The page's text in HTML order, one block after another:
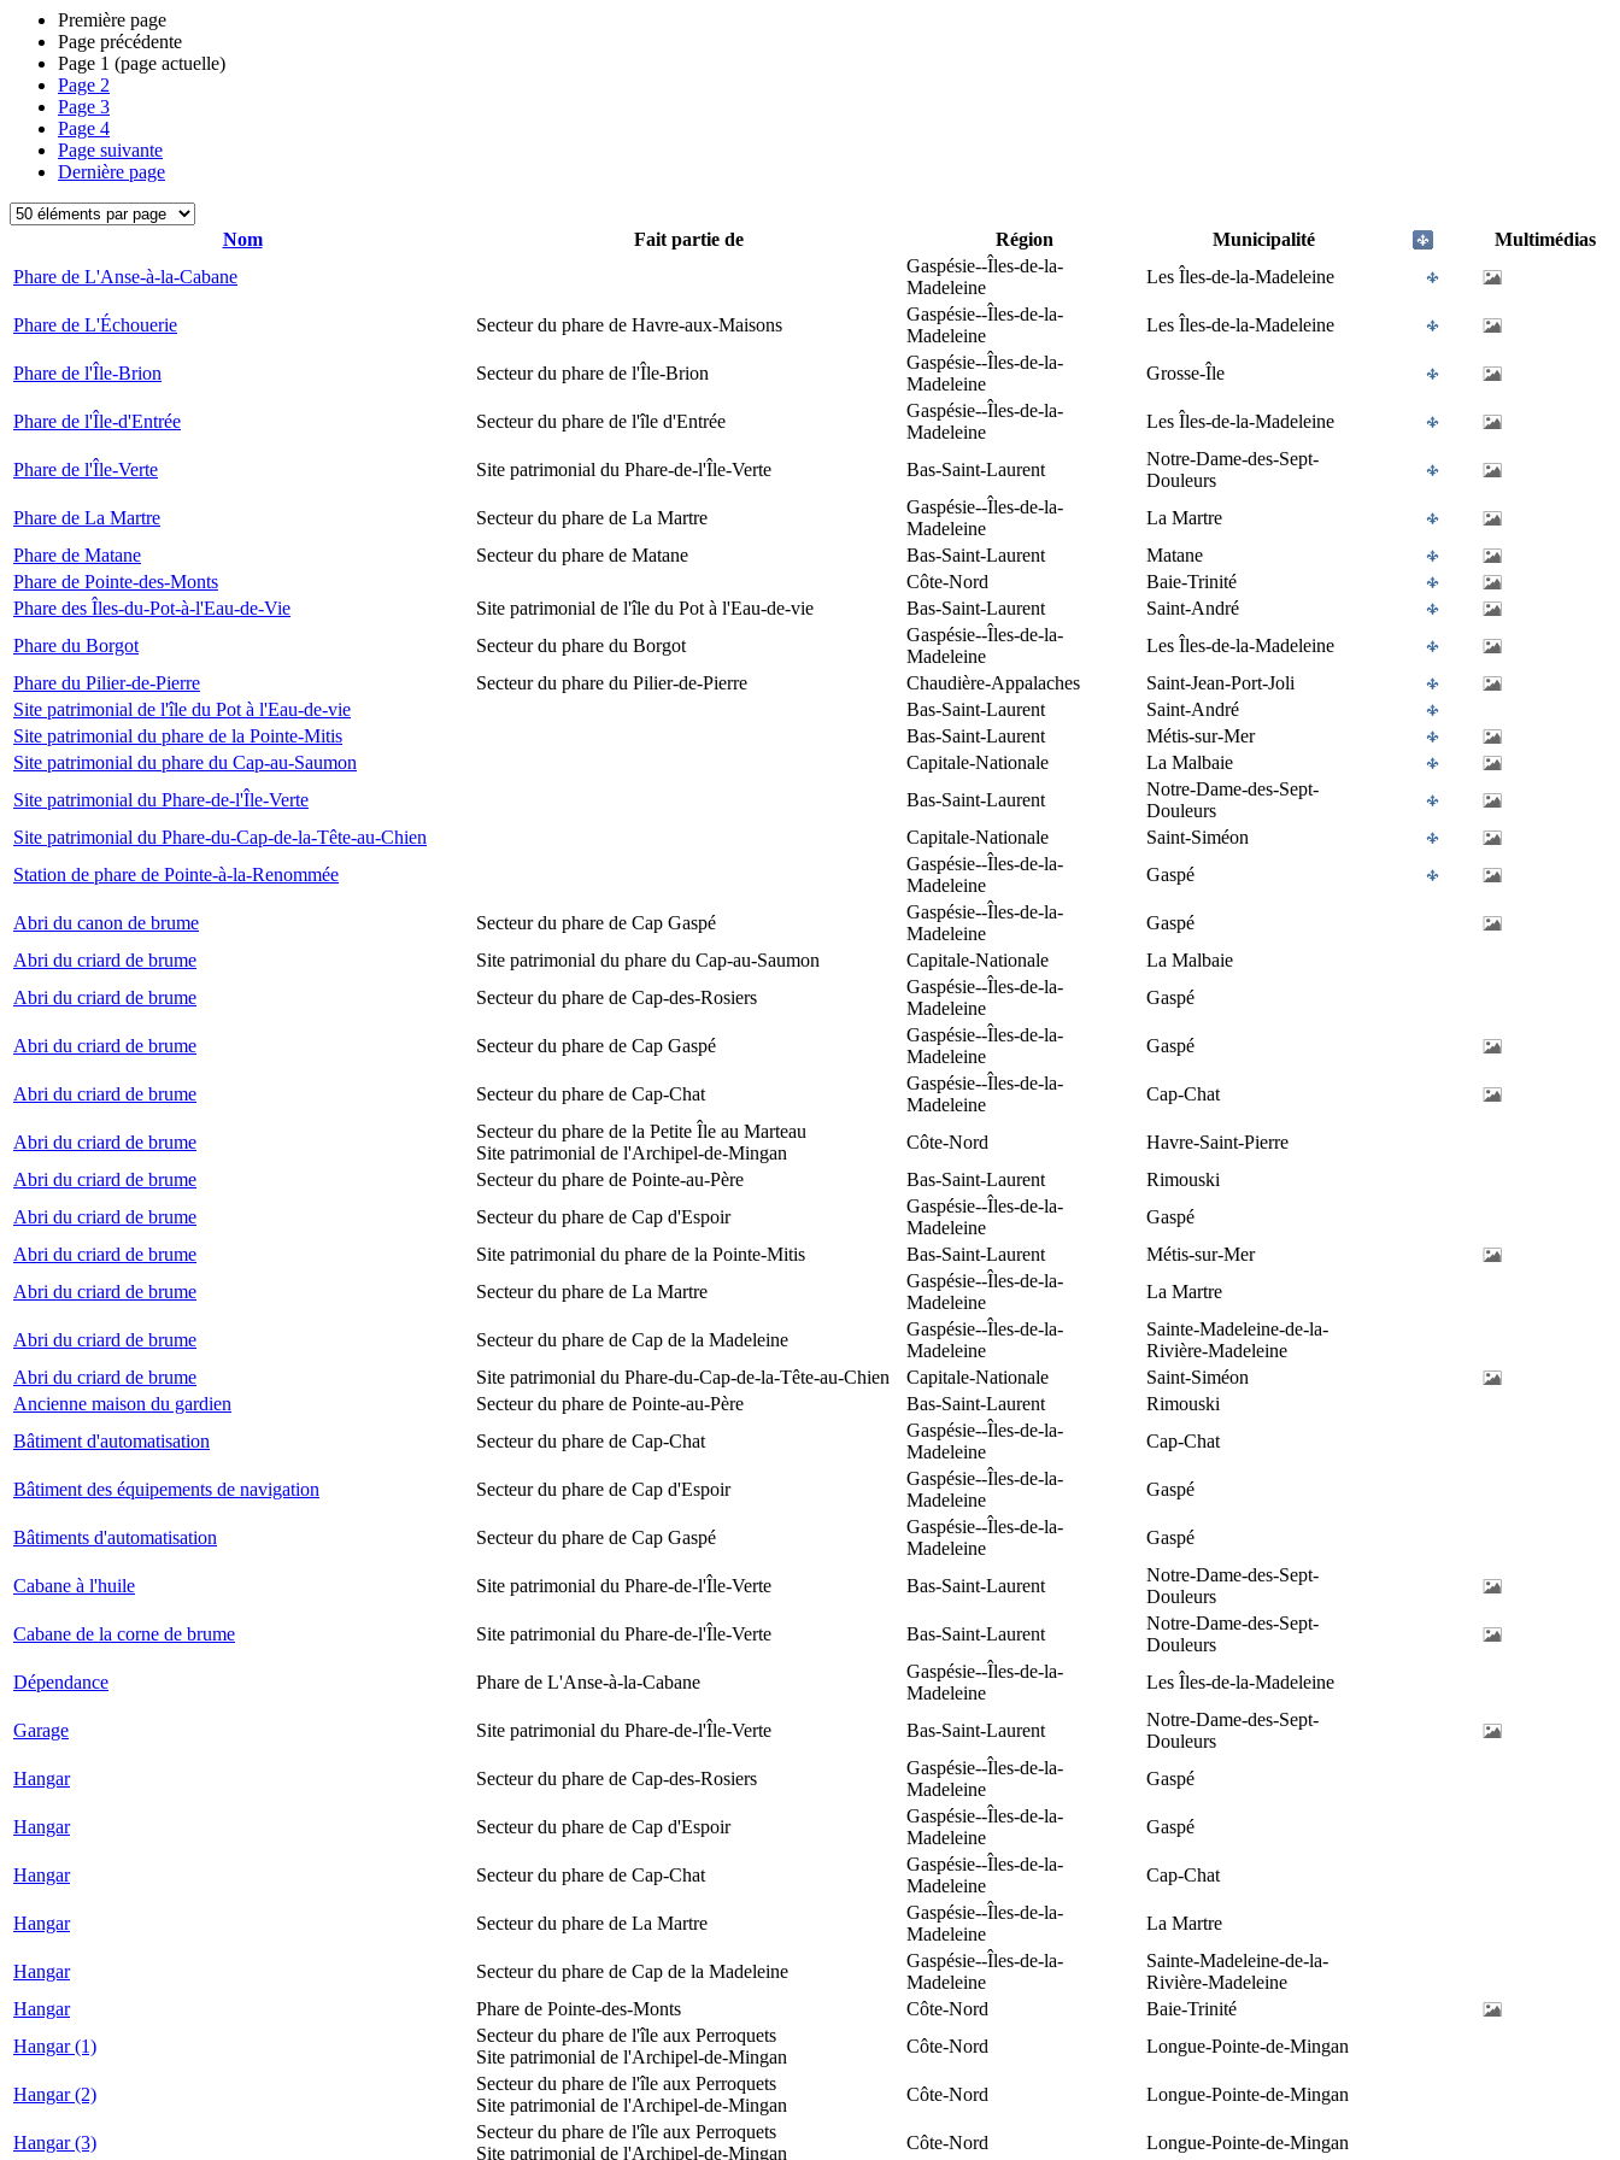
Première page
Page précédente
Page 1 (page actuelle)
Page 2
Page 3
Page 4
Page suivante
Dernière page
Nom Fait partie de Région Municipalité
Multimédias
Phare de L'Anse-à-la-Cabane
Gaspésie--Îles-de-la-
Madeleine
Les Îles-de-la-Madeleine
Phare de L'Échouerie Secteur du phare de Havre-aux-Maisons
Gaspésie--Îles-de-la-
Madeleine
Les Îles-de-la-Madeleine
Phare de l'Île-Brion Secteur du phare de l'Île-Brion
Gaspésie--Îles-de-la-
Madeleine
Grosse-Île
Phare de l'Île-d'Entrée Secteur du phare de l'île d'Entrée
Gaspésie--Îles-de-la-
Madeleine
Les Îles-de-la-Madeleine
Phare de l'Île-Verte Site patrimonial du Phare-de-l'Île-Verte Bas-Saint-Laurent
Notre-Dame-des-Sept-
Douleurs
Phare de La Martre
Secteur du phare de La Martre
Gaspésie--Îles-de-la-
Madeleine
La Martre
Phare de Matane
Secteur du phare de Matane Bas-Saint-Laurent
Matane
Phare de Pointe-des-Monts
Côte-Nord
Baie-Trinité
Phare des Îles-du-Pot-à-l'Eau-de-Vie
Site patrimonial de l'île du Pot à l'Eau-de-vie Bas-Saint-Laurent
Saint-André
Phare du Borgot
Secteur du phare du Borgot
Gaspésie--Îles-de-la-
Madeleine
Les Îles-de-la-Madeleine
Phare du Pilier-de-Pierre
Secteur du phare du Pilier-de-Pierre Chaudière-Appalaches
Saint-Jean-Port-Joli
Site patrimonial de l'île du Pot à l'Eau-de-vie
Bas-Saint-Laurent
Saint-André
Site patrimonial du phare de la Pointe-Mitis
Bas-Saint-Laurent
Métis-sur-Mer
Site patrimonial du phare du Cap-au-Saumon
Capitale-Nationale
La Malbaie
Site patrimonial du Phare-de-l'Île-Verte
Bas-Saint-Laurent
Notre-Dame-des-Sept-
Douleurs
Site patrimonial du Phare-du-Cap-de-la-Tête-au-Chien
Capitale-Nationale
Saint-Siméon
Station de phare de Pointe-à-la-Renommée
Gaspésie--Îles-de-la-
Madeleine
Gaspé
Abri du canon de brume Secteur du phare de Cap Gaspé
Gaspésie--Îles-de-la-
Madeleine
Gaspé
Abri du criard de brume
Site patrimonial du phare du Cap-au-Saumon Capitale-Nationale
La Malbaie
Abri du criard de brume
Secteur du phare de Cap-des-Rosiers
Gaspésie--Îles-de-la-
Madeleine
Gaspé
Abri du criard de brume Secteur du phare de Cap Gaspé
Gaspésie--Îles-de-la-
Madeleine
Gaspé
Abri du criard de brume Secteur du phare de Cap-Chat
Gaspésie--Îles-de-la-
Madeleine
Cap-Chat
Abri du criard de brume
Secteur du phare de la Petite Île au Marteau
Site patrimonial de l'Archipel-de-Mingan
Côte-Nord
Havre-Saint-Pierre
Abri du criard de brume
Secteur du phare de Pointe-au-Père Bas-Saint-Laurent
Rimouski
Abri du criard de brume
Secteur du phare de Cap d'Espoir
Gaspésie--Îles-de-la-
Madeleine
Gaspé
Abri du criard de brume
Site patrimonial du phare de la Pointe-Mitis Bas-Saint-Laurent
Métis-sur-Mer
Abri du criard de brume
Secteur du phare de La Martre
Gaspésie--Îles-de-la-
Madeleine
La Martre
Abri du criard de brume Secteur du phare de Cap de la Madeleine
Gaspésie--Îles-de-la-
Madeleine
Sainte-Madeleine-de-la-
Rivière-Madeleine
Abri du criard de brume
Site patrimonial du Phare-du-Cap-de-la-Tête-au-Chien Capitale-Nationale
Saint-Siméon
Ancienne maison du gardien
Secteur du phare de Pointe-au-Père Bas-Saint-Laurent
Rimouski
Bâtiment d'automatisation
Secteur du phare de Cap-Chat
Gaspésie--Îles-de-la-
Madeleine
Cap-Chat
Bâtiment des équipements de navigation Secteur du phare de Cap d'Espoir
Gaspésie--Îles-de-la-
Madeleine
Gaspé
Bâtiments d'automatisation Secteur du phare de Cap Gaspé
Gaspésie--Îles-de-la-
Madeleine
Gaspé
Cabane à l'huile Site patrimonial du Phare-de-l'Île-Verte Bas-Saint-Laurent
Notre-Dame-des-Sept-
Douleurs
Cabane de la corne de brume
Site patrimonial du Phare-de-l'Île-Verte Bas-Saint-Laurent
Notre-Dame-des-Sept-
Douleurs
Dépendance
Phare de L'Anse-à-la-Cabane
Gaspésie--Îles-de-la-
Madeleine
Les Îles-de-la-Madeleine
Garage Site patrimonial du Phare-de-l'Île-Verte Bas-Saint-Laurent
Notre-Dame-des-Sept-
Douleurs
Hangar
Secteur du phare de Cap-des-Rosiers
Gaspésie--Îles-de-la-
Madeleine
Gaspé
Hangar Secteur du phare de Cap d'Espoir
Gaspésie--Îles-de-la-
Madeleine
Gaspé
Hangar Secteur du phare de Cap-Chat
Gaspésie--Îles-de-la-
Madeleine
Cap-Chat
Hangar Secteur du phare de La Martre
Gaspésie--Îles-de-la-
Madeleine
La Martre
Hangar Secteur du phare de Cap de la Madeleine
Gaspésie--Îles-de-la-
Madeleine
Sainte-Madeleine-de-la-
Rivière-Madeleine
Hangar
Phare de Pointe-des-Monts Côte-Nord
Baie-Trinité
Hangar (1)
Secteur du phare de l'île aux Perroquets
Site patrimonial de l'Archipel-de-Mingan
Côte-Nord Longue-Pointe-de-Mingan
Hangar (2)
Secteur du phare de l'île aux Perroquets
Site patrimonial de l'Archipel-de-Mingan
Côte-Nord Longue-Pointe-de-Mingan
Hangar (3)
Secteur du phare de l'île aux Perroquets
Site patrimonial de l'Archipel-de-Mingan
Côte-Nord Longue-Pointe-de-Mingan